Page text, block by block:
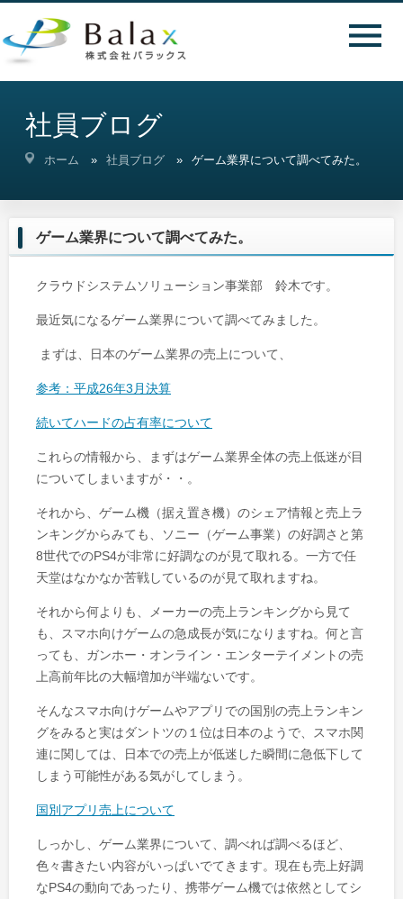
社員ブログ
ホーム 社員ブログ ゲーム業界について調べてみた。
ゲーム業界について調べてみた。
クラウドシステムソリューション事業部 鈴木です。
最近気になるゲーム業界について調べてみました。
まずは、日本のゲーム業界の売上について、
参考：平成26年3月決算
続いてハードの占有率について
これらの情報から、まずはゲーム業界全体の売上低迷が目
についてしまいますが・・。
それから、ゲーム機（据え置き機）のシェア情報と売上ラ
ンキングからみても、ソニー（ゲーム事業）の好調さと第
8世代でのPS4が非常に好調なのが見て取れる。一方で任
天堂はなかなか苦戦しているのが見て取れますね。
それから何よりも、メーカーの売上ランキングから見て
も、スマホ向けゲームの急成長が気になりますね。何と言
っても、ガンホー・オンライン・エンターテイメントの売
上高前年比の大幅増加が半端ないです。
そんなスマホ向けゲームやアプリでの国別の売上ランキン
グをみると実はダントツの１位は日本のようで、スマホ関
連に関しては、日本での売上が低迷した瞬間に急低下して
しまう可能性がある気がしてしまう。
国別アプリ売上について
しっかし、ゲーム業界について、調べれば調べるほど、
色々書きたい内容がいっぱいでてきます。現在も売上好調
なPS4の動向であったり、携帯ゲーム機では依然としてシ